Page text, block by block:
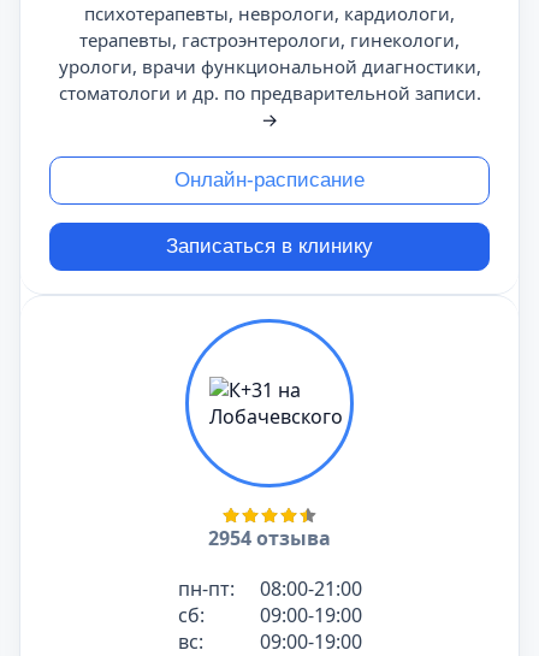
психотерапевты, неврологи, кардиологи,
терапевты, гастроэнтерологи, гинекологи,
урологи, врачи функциональной диагностики,
стоматологи и др. по предварительной записи.
→
Онлайн-расписание
Записаться в клинику
2954 отзыва
пн-пт:
08:00-21:00
сб:
09:00-19:00
вс:
09:00-19:00